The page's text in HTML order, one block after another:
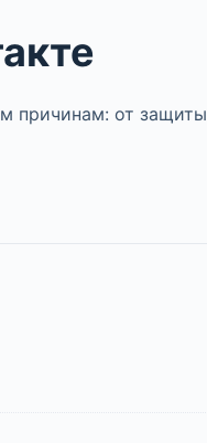
причинам: от защиты